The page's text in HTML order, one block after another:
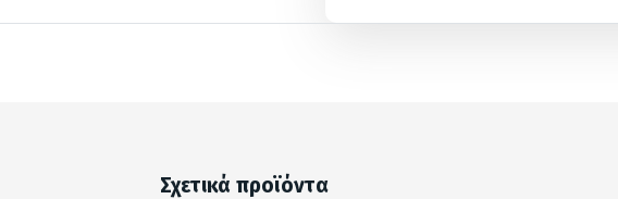
Σχετικά προϊόντα